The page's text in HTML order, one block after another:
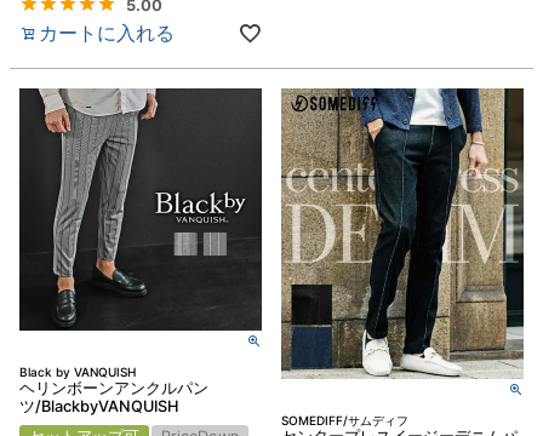
5.00
カートに入れる
Black by VANQUISH
ヘリンボーンアンクルパン
ツ/BlackbyVANQUISH
SOMEDIFF/サムディフ